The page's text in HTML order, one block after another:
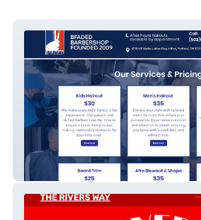
Bfaded Barbershop